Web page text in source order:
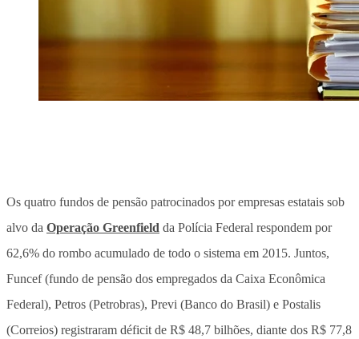
Os quatro fundos de pensão patrocinados por empresas estatais sob
alvo da Operação Greenfield da Polícia Federal respondem por
62,6% do rombo acumulado de todo o sistema em 2015. Juntos,
Funcef (fundo de pensão dos empregados da Caixa Econômica
Federal), Petros (Petrobras), Previ (Banco do Brasil) e Postalis
(Correios) registraram déficit de R$ 48,7 bilhões, diante dos R$ 77,8